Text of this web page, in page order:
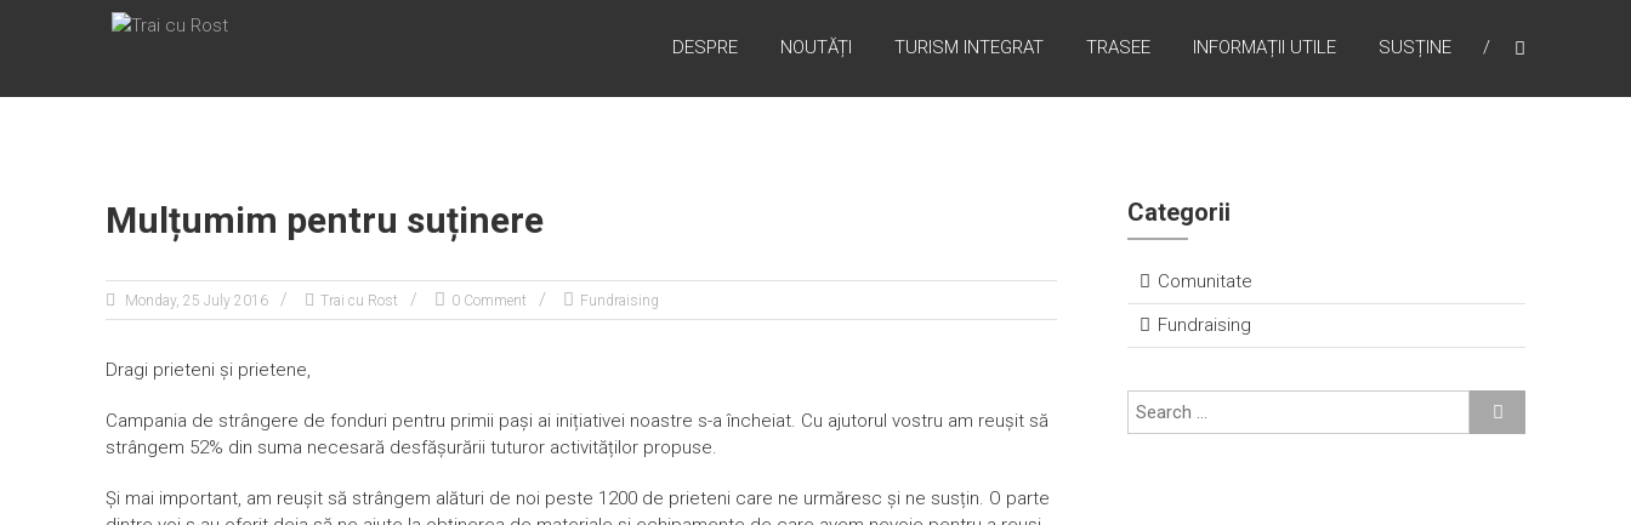
Rost
DESPRE NOUTĂȚI TURISM INTEGRAT TRASEE INFORMAȚII UTILE SUSȚINE
Mulțumim pentru suținere
Monday, 25 July 2016 Trai cu Rost 0 Comment Fundraising
Dragi prieteni și prietene,
Campania de strângere de fonduri pentru primii pași ai inițiativei noastre s-a încheiat. Cu ajutorul vostru am reușit să
strângem 52% din suma necesară desfășurării tuturor activităților propuse.
Și mai important, am reușit să strângem alături de noi peste 1200 de prieteni care ne urmăresc și ne susțin. O parte
Categorii
Comunitate
Fundraising